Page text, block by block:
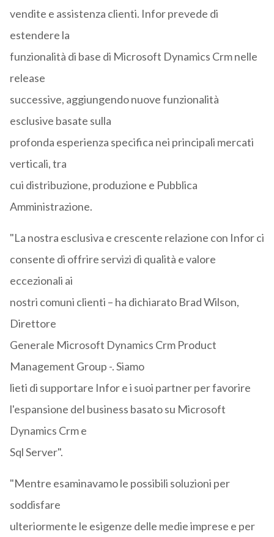
vendite e assistenza clienti. Infor prevede di
estendere la
funzionalità di base di Microsoft Dynamics Crm nelle
release
successive, aggiungendo nuove funzionalità
esclusive basate sulla
profonda esperienza specifica nei principali mercati
verticali, tra
cui distribuzione, produzione e Pubblica
Amministrazione.
"La nostra esclusiva e crescente relazione con Infor ci
consente di offrire servizi di qualità e valore
eccezionali ai
nostri comuni clienti – ha dichiarato Brad Wilson,
Direttore
Generale Microsoft Dynamics Crm Product
Management Group -. Siamo
lieti di supportare Infor e i suoi partner per favorire
l'espansione del business basato su Microsoft
Dynamics Crm e
Sql Server".
"Mentre esaminavamo le possibili soluzioni per
soddisfare
ulteriormente le esigenze delle medie imprese e per